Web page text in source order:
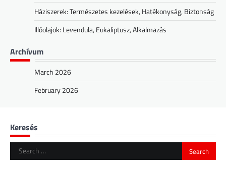
Háziszerek: Természetes kezelések, Hatékonyság, Biztonság
Illóolajok: Levendula, Eukaliptusz, Alkalmazás
Archívum
March 2026
February 2026
Keresés
Search
for: